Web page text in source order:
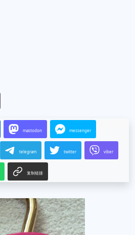
mastodon messenger
telegram twitter viber
复制链接